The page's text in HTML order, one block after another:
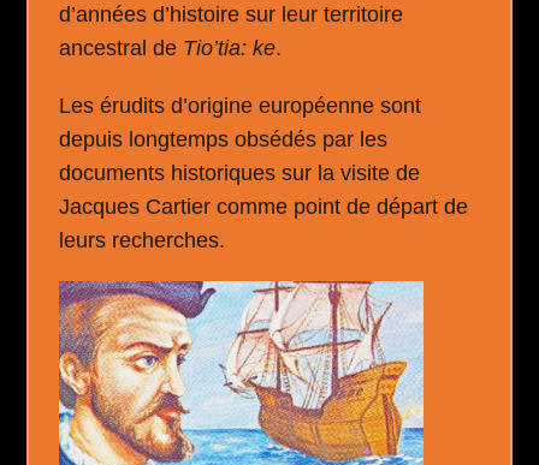
d’années d’histoire sur leur territoire
ancestral de Tio’tia: ke.
Les érudits d’origine européenne sont
depuis longtemps obsédés par les
documents historiques sur la visite de
Jacques Cartier comme point de départ de
leurs recherches.